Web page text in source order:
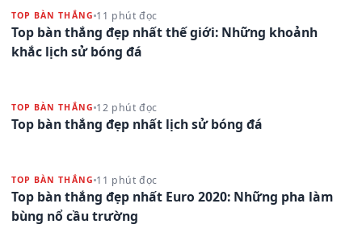
TOP BÀN THẮNG 11 phút đọc
Top bàn thắng đẹp nhất thế giới: Những khoảnh
khắc lịch sử bóng đá
TOP BÀN THẮNG 12 phút đọc
Top bàn thắng đẹp nhất lịch sử bóng đá
TOP BÀN THẮNG 11 phút đọc
Top bàn thắng đẹp nhất Euro 2020: Những pha làm
bùng nổ cầu trường